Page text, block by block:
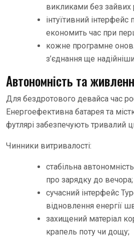
викликами без зайвих
інтуїтивний інтерфейс
економить час при
кожне програмне
з’єднання ще
Автономність та
Для бездротового девайса час
Енергоефективна батарея та
футлярі забезпечують тривалий
Чинники витривалості:
стабільна
про зарядку до вечора;
сучасний інтерфейс
відновлення енергії
захищений матеріал
крапель поту чи дощу;